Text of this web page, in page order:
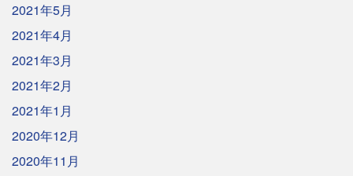
2021年5月
2021年4月
2021年3月
2021年2月
2021年1月
2020年12月
2020年11月